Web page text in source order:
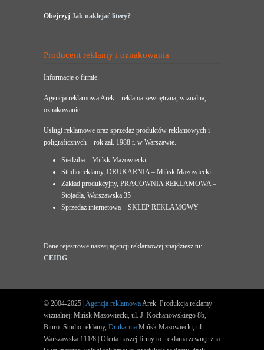
Obejrzyj Jak naklejać litery?
Producent reklamy i oznakowania
Informacje o firmie.
Agencja reklamowa Arek – reklama zewnętrzna, wizualna,
oznakowanie.
Usługi reklamowe oraz sprzedaż produktów reklamowych i
poligraficznych – rok zał. 1988 r. w Warszawie.
Siedziba – Mińsk Mazowiecki
Studio reklamy, DRUKARNIA – Mińsk Mazowiecki
Zakład produkcyjny, PRACOWNIA REKLAMOWA –
Stojadła, Warszawska 35
Sprzedaż internetowa – SKLEP REKLAMOWY
Dane rejestrowe naszej agencji reklamowej znajdziesz tu:
CEIDG
© 2004-2025 | Agencja reklamowaArek. Produkcja reklamy
wizualnej: Mińsk Mazowiecki, ul. J. Kochanowskiego 8b,
Biuro: Studio reklamy, Drukarnia Mińsk Mazowiecki, ul.
Warszawska 111/8 | Oferta naszej firmy to: reklama zewnętrzna